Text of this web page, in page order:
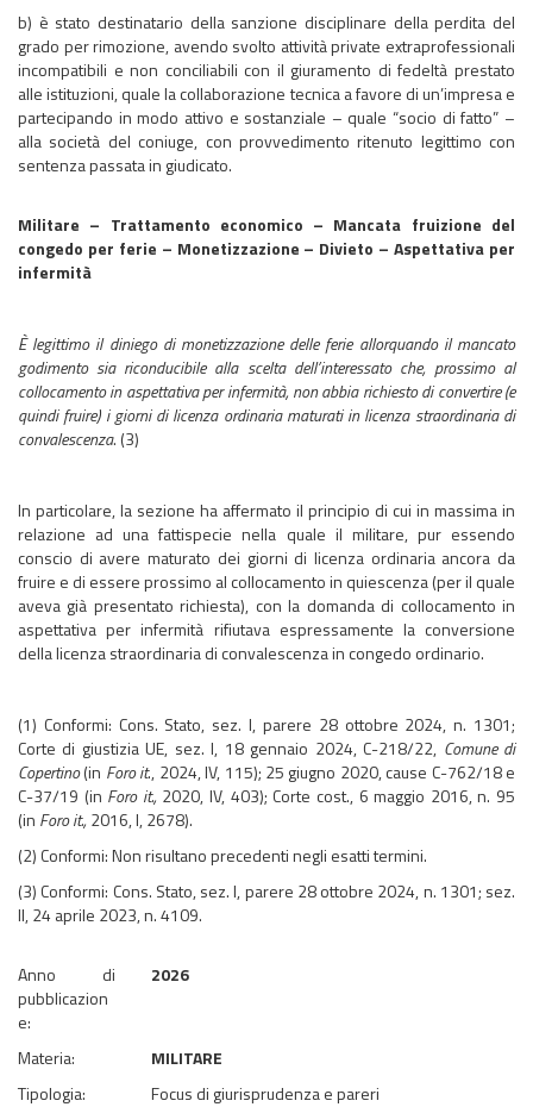
b) è stato destinatario della sanzione disciplinare della perdita del
grado per rimozione, avendo svolto attività private extraprofessionali
incompatibili e non conciliabili con il giuramento di fedeltà prestato
alle istituzioni, quale la collaborazione tecnica a favore di un’impresa e
partecipando in modo attivo e sostanziale – quale “socio di fatto” –
alla società del coniuge, con provvedimento ritenuto legittimo con
sentenza passata in giudicato.
Militare – Trattamento economico – Mancata fruizione del
congedo per ferie – Monetizzazione – Divieto – Aspettativa per
infermità
È legittimo il diniego di monetizzazione delle ferie allorquando il mancato
godimento sia riconducibile alla scelta dell’interessato che, prossimo al
collocamento in aspettativa per infermità, non abbia richiesto di convertire (e
quindi fruire) i giorni di licenza ordinaria maturati in licenza straordinaria di
convalescenza. (3)
In particolare, la sezione ha affermato il principio di cui in massima in
relazione ad una fattispecie nella quale il militare, pur essendo
conscio di avere maturato dei giorni di licenza ordinaria ancora da
fruire e di essere prossimo al collocamento in quiescenza (per il quale
aveva già presentato richiesta), con la domanda di collocamento in
aspettativa per infermità rifiutava espressamente la conversione
della licenza straordinaria di convalescenza in congedo ordinario.
(1) Conformi: Cons. Stato, sez. I, parere 28 ottobre 2024, n. 1301;
Corte di giustizia UE, sez. I, 18 gennaio 2024, C-218/22, Comune di
Copertino(in Foro it., 2024, IV, 115); 25 giugno 2020, cause C-762/18 e
C-37/19 (in Foro it.,2020, IV, 403); Corte cost., 6 maggio 2016, n. 95
(in Foro it.,2016, I, 2678).
(2) Conformi: Non risultano precedenti negli esatti termini.
(3) Conformi: Cons. Stato, sez. I, parere 28 ottobre 2024, n. 1301; sez.
II, 24 aprile 2023, n. 4109.
Anno di
pubblicazion
e:
2026
Materia:
MILITARE
Tipologia:
Focus di giurisprudenza e pareri